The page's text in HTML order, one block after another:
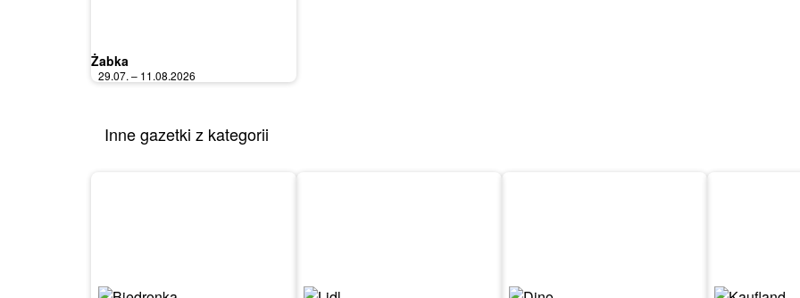
Żabka
29.07. – 11.08.2026
Inne gazetki z kategorii